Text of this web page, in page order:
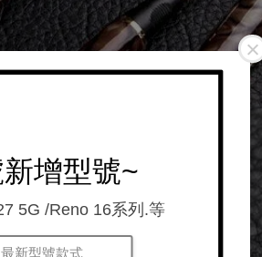
增型號~
5G /Reno 16系列.等
新型號款式